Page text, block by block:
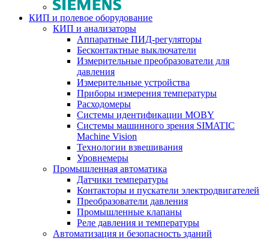
КИП и полевое оборудование
КИП и анализаторы
Аппаратные ПИД-регуляторы
Бесконтактные выключатели
Измерительные преобразователи для
давления
Измерительные устройства
Приборы измерения температуры
Расходомеры
Системы идентификации MOBY
Системы машинного зрения SIMATIC
Machine Vision
Технологии взвешивания
Уровнемеры
Промышленная автоматика
Датчики температуры
Контакторы и пускатели электродвигателей
Преобразователи давления
Промышленные клапаны
Реле давления и температуры
Автоматизация и безопасность зданий